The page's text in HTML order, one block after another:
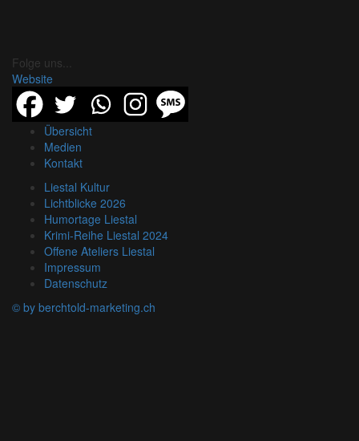
Folge uns...
Website
Übersicht
Medien
Kontakt
Liestal Kultur
Lichtblicke 2026
Humortage Liestal
Krimi-Reihe Liestal 2024
Offene Ateliers Liestal
Impressum
Datenschutz
© by berchtold-marketing.ch